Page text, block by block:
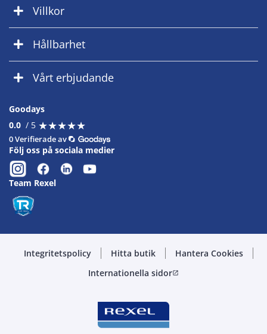
Villkor
Hållbarhet
Vårt erbjudande
Goodays
0.0 / 5 ★★★★★
★★★★★
0 Verifierade av
Följ oss på sociala medier
Team Rexel
Integritetspolicy Hitta butik
Hantera Cookies
Internationella sidoropen_in_new